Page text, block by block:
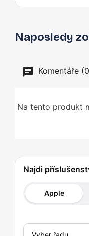
Naposledy
Komentáře
Na tento produkt
Najdi
Apple